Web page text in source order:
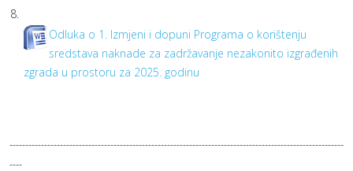
8.
Odluka o 1. Izmjeni i dopuni Programa o korištenju
sredstava naknade za zadržavanje nezakonito izgrađenih
zgrada u prostoru za 2025. godinu
----------------------------------------------------------------------------------------------------------
----